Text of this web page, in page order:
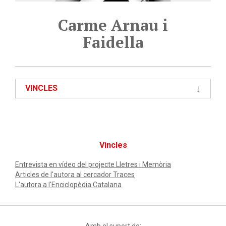
Carme Arnau i
Faidella
VINCLES
Vincles
Entrevista en vídeo del projecte Lletres i Memòria
Articles de l'autora al cercador Traces
L'autora a l'Enciclopèdia Catalana